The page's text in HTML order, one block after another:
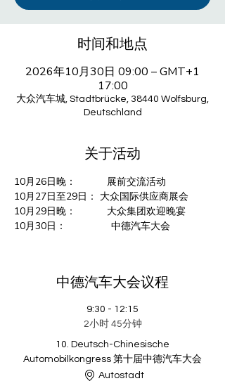
时间和地点
2026年10月30日 09:00 – GMT+1
17:00
大众汽车城, Stadtbrücke, 38440 Wolfsburg,
Deutschland
关于活动
10月26日晚：           展前交流活动
10月27日至29日： 大众国际供应商展会
10月29日晚：           大众集团欢迎晚宴
10月30日：                中德汽车大会
中德汽车大会议程
9:30 - 12:15
2小时 45分钟
10. Deutsch-Chinesische
Automobilkongress 第十届中德汽车大会
Autostadt